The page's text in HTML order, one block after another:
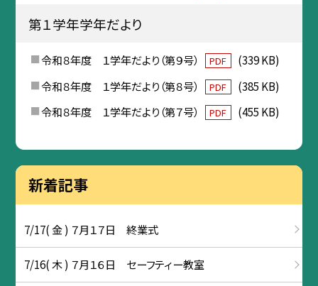
第１学年学年だより
令和８年度 １学年だより（第９号） PDF
(339 KB)
令和８年度 １学年だより（第８号）
PDF
(385 KB)
令和８年度 １学年だより（第７号）
PDF (455 KB)
新着記事
7/17( 金 ) ７月１７日 終業式
7/16( 木 ) ７月１６日 セーフティー教室